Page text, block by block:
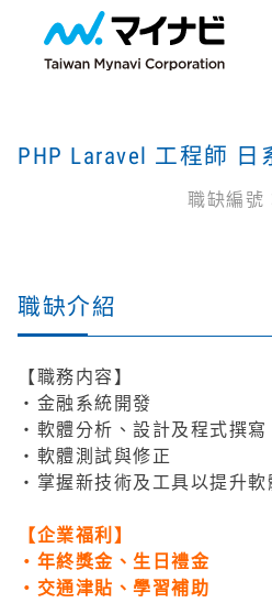
PHP Laravel 工程師
職缺編號
職缺介紹
【職務内容】
・金融系統開發
・軟體分析、設計及程式撰寫
・軟體測試與修正
・掌握新技術及工具以提升
【企業福利】
・年終獎金、生日禮金
・交通津貼、學習補助